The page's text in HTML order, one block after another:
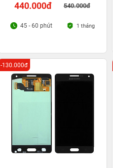
440.000đ 540.000đ
45 - 60 phút 1 tháng
-130.000đ